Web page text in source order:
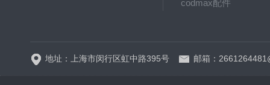
codmax配件
地址：上海市闵行区虹中路395号 邮箱：